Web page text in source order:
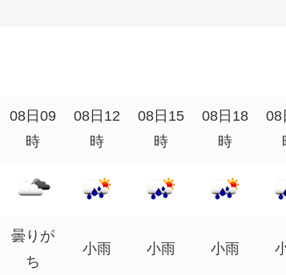
08日09
時
08日12
時
08日15
時
08日18
時
08
曇りが
ち
小雨 小雨 小雨